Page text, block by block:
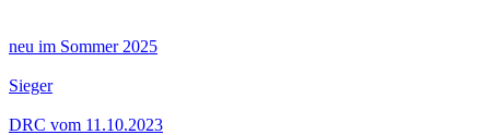
neu im Sommer 2025
Sieger
DRC vom 11.10.2023